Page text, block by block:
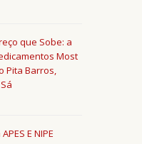
que Sobe: a
Most
Pita Barros,
E NIPE